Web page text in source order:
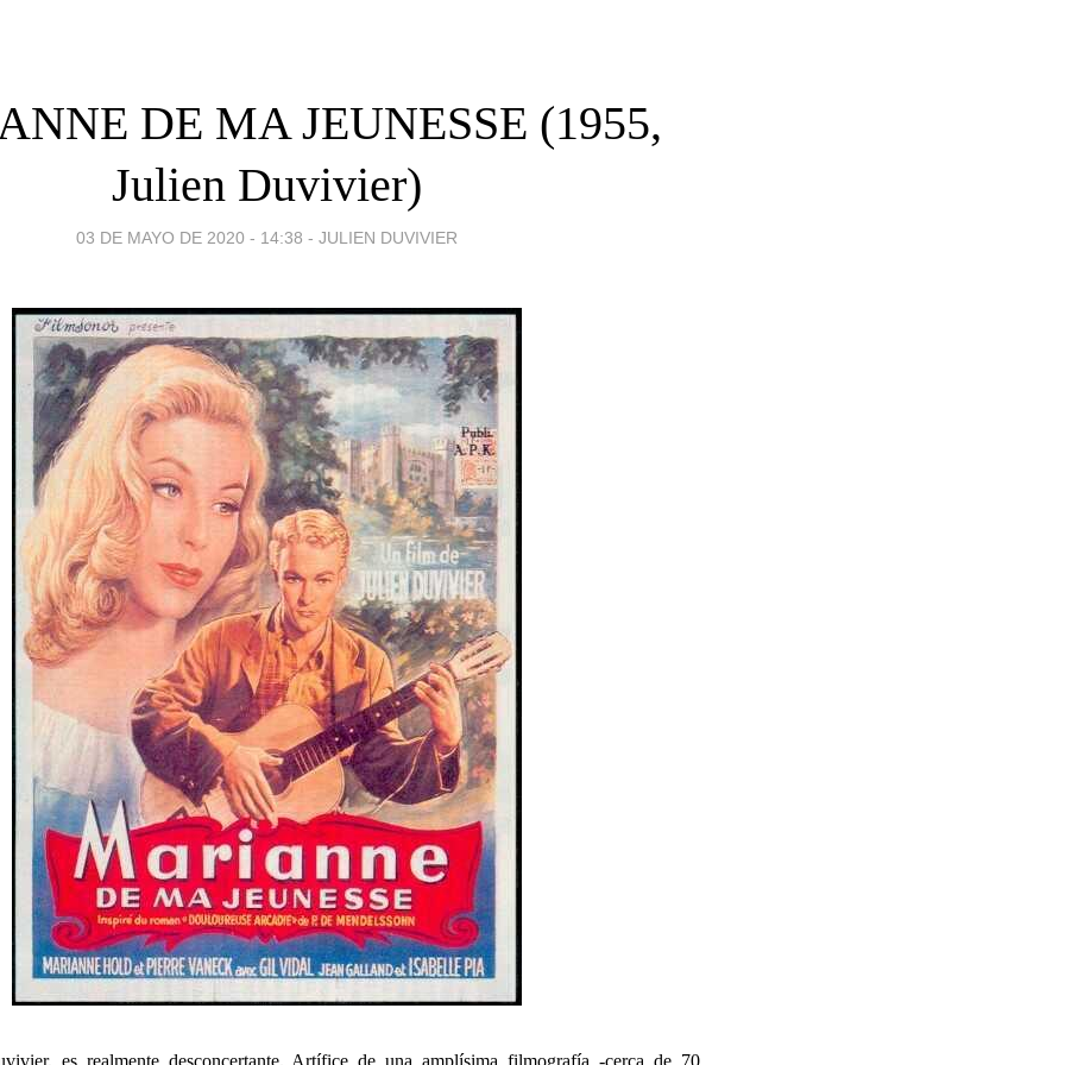
DE MA JEUNESSE (1955,
Julien Duvivier)
03 DE MAYO DE 2020 - 14:38 - JULIEN DUVIVIER
es realmente desconcertante. Artífice de una amplísima filmografía -cerca de 70